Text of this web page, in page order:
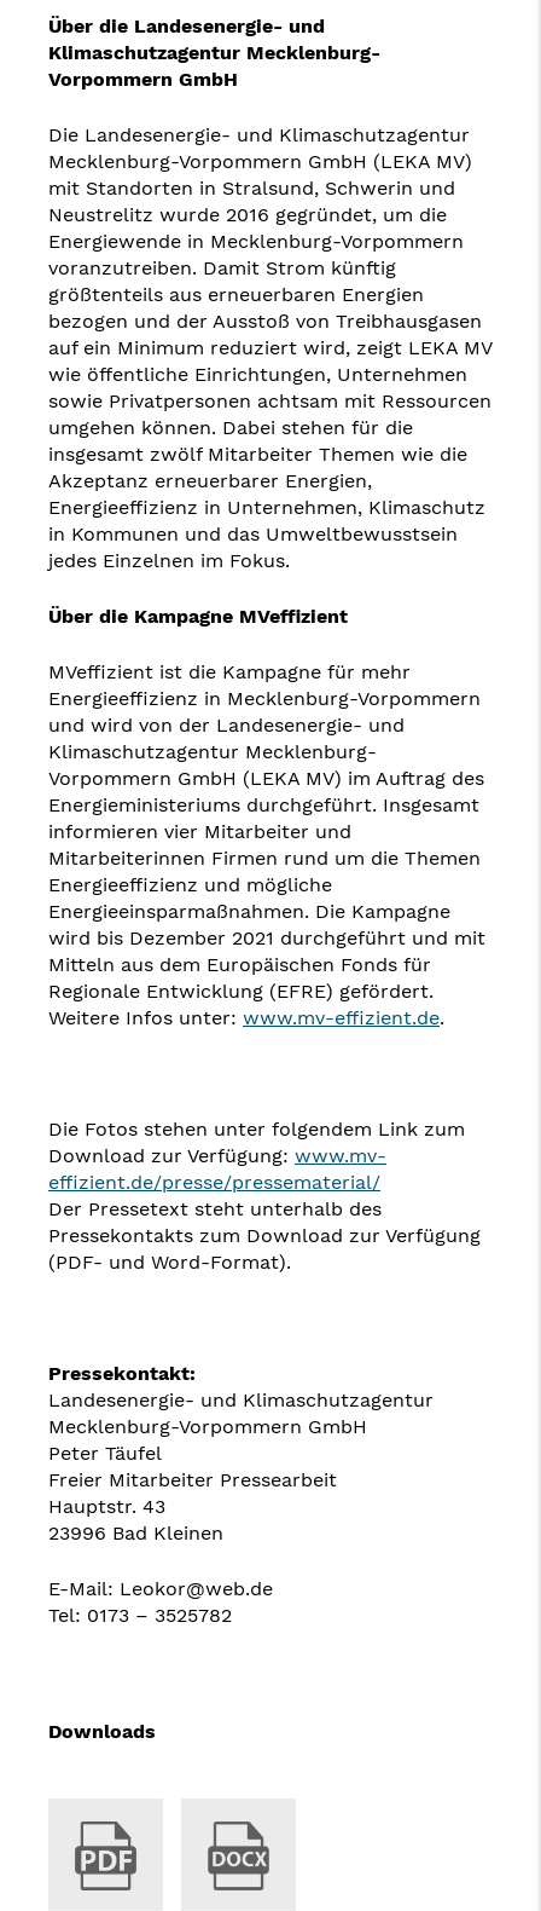
Über die Landesenergie- und
Klimaschutzagentur Mecklenburg-
Vorpommern GmbH
Die Landesenergie- und Klimaschutzagentur
Mecklenburg-Vorpommern GmbH (LEKA MV)
mit Standorten in Stralsund, Schwerin und
Neustrelitz wurde 2016 gegründet, um die
Energiewende in Mecklenburg-Vorpommern
voranzutreiben. Damit Strom künftig
größtenteils aus erneuerbaren Energien
bezogen und der Ausstoß von Treibhausgasen
auf ein Minimum reduziert wird, zeigt LEKA MV
wie öffentliche Einrichtungen, Unternehmen
sowie Privatpersonen achtsam mit Ressourcen
umgehen können. Dabei stehen für die
insgesamt zwölf Mitarbeiter Themen wie die
Akzeptanz erneuerbarer Energien,
Energieeffizienz in Unternehmen, Klimaschutz
in Kommunen und das Umweltbewusstsein
jedes Einzelnen im Fokus.
Über die Kampagne MVeffizient
MVeffizient ist die Kampagne für mehr
Energieeffizienz in Mecklenburg-Vorpommern
und wird von der Landesenergie- und
Klimaschutzagentur Mecklenburg-
Vorpommern GmbH (LEKA MV) im Auftrag des
Energieministeriums durchgeführt. Insgesamt
informieren vier Mitarbeiter und
Mitarbeiterinnen Firmen rund um die Themen
Energieeffizienz und mögliche
Energieeinsparmaßnahmen. Die Kampagne
wird bis Dezember 2021 durchgeführt und mit
Mitteln aus dem Europäischen Fonds für
Regionale Entwicklung (EFRE) gefördert.
Weitere Infos unter: www.mv-effizient.de.
Die Fotos stehen unter folgendem Link zum
Download zur Verfügung: www.mv-
effizient.de/presse/pressematerial/
Der Pressetext steht unterhalb des
Pressekontakts zum Download zur Verfügung
(PDF- und Word-Format).
Pressekontakt:
Landesenergie- und Klimaschutzagentur
Mecklenburg-Vorpommern GmbH
Peter Täufel
Freier Mitarbeiter Pressearbeit
Hauptstr. 43
23996 Bad Kleinen
E-Mail: Leokor@web.de
Tel: 0173 – 3525782
Downloads